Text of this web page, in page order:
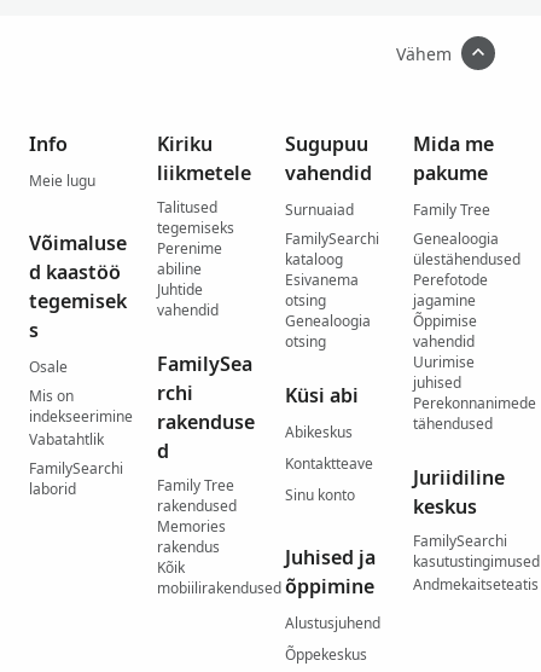
Vähem
Info
Meie lugu
Võimaluse
d kaastöö
tegemisek
s
Osale
Mis on
indekseerimine
Vabatahtlik
FamilySearchi
laborid
Kiriku
liikmetele
Talitused
tegemiseks
Perenime
abiline
Juhtide
vahendid
FamilySea
rchi
rakenduse
d
Family Tree
rakendused
Memories
rakendus
Kõik
mobiilirakendused
Sugupuu
vahendid
Surnuaiad
FamilySearchi
kataloog
Esivanema
otsing
Genealoogia
otsing
Küsi abi
Abikeskus
Kontaktteave
Sinu konto
Juhised ja
õppimine
Alustusjuhend
Õppekeskus
Mida me
pakume
Family Tree
Genealoogia
ülestähendused
Perefotode
jagamine
Õppimise
vahendid
Uurimise
juhised
Perekonnanimede
tähendused
Juriidiline
keskus
FamilySearchi
kasutustingimused
Andmekaitseteatis